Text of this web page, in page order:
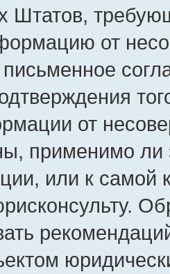
Штатов,
от
письменное
от
применимо ли
или к самой